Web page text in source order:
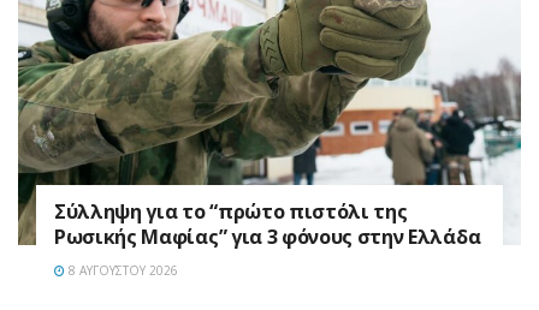
Σύλληψη για το “πρώτο πιστόλι της
Ρωσικής Μαφίας” για 3 φόνους στην Ελλάδα
8 ΑΥΓΟΎΣΤΟΥ 2026